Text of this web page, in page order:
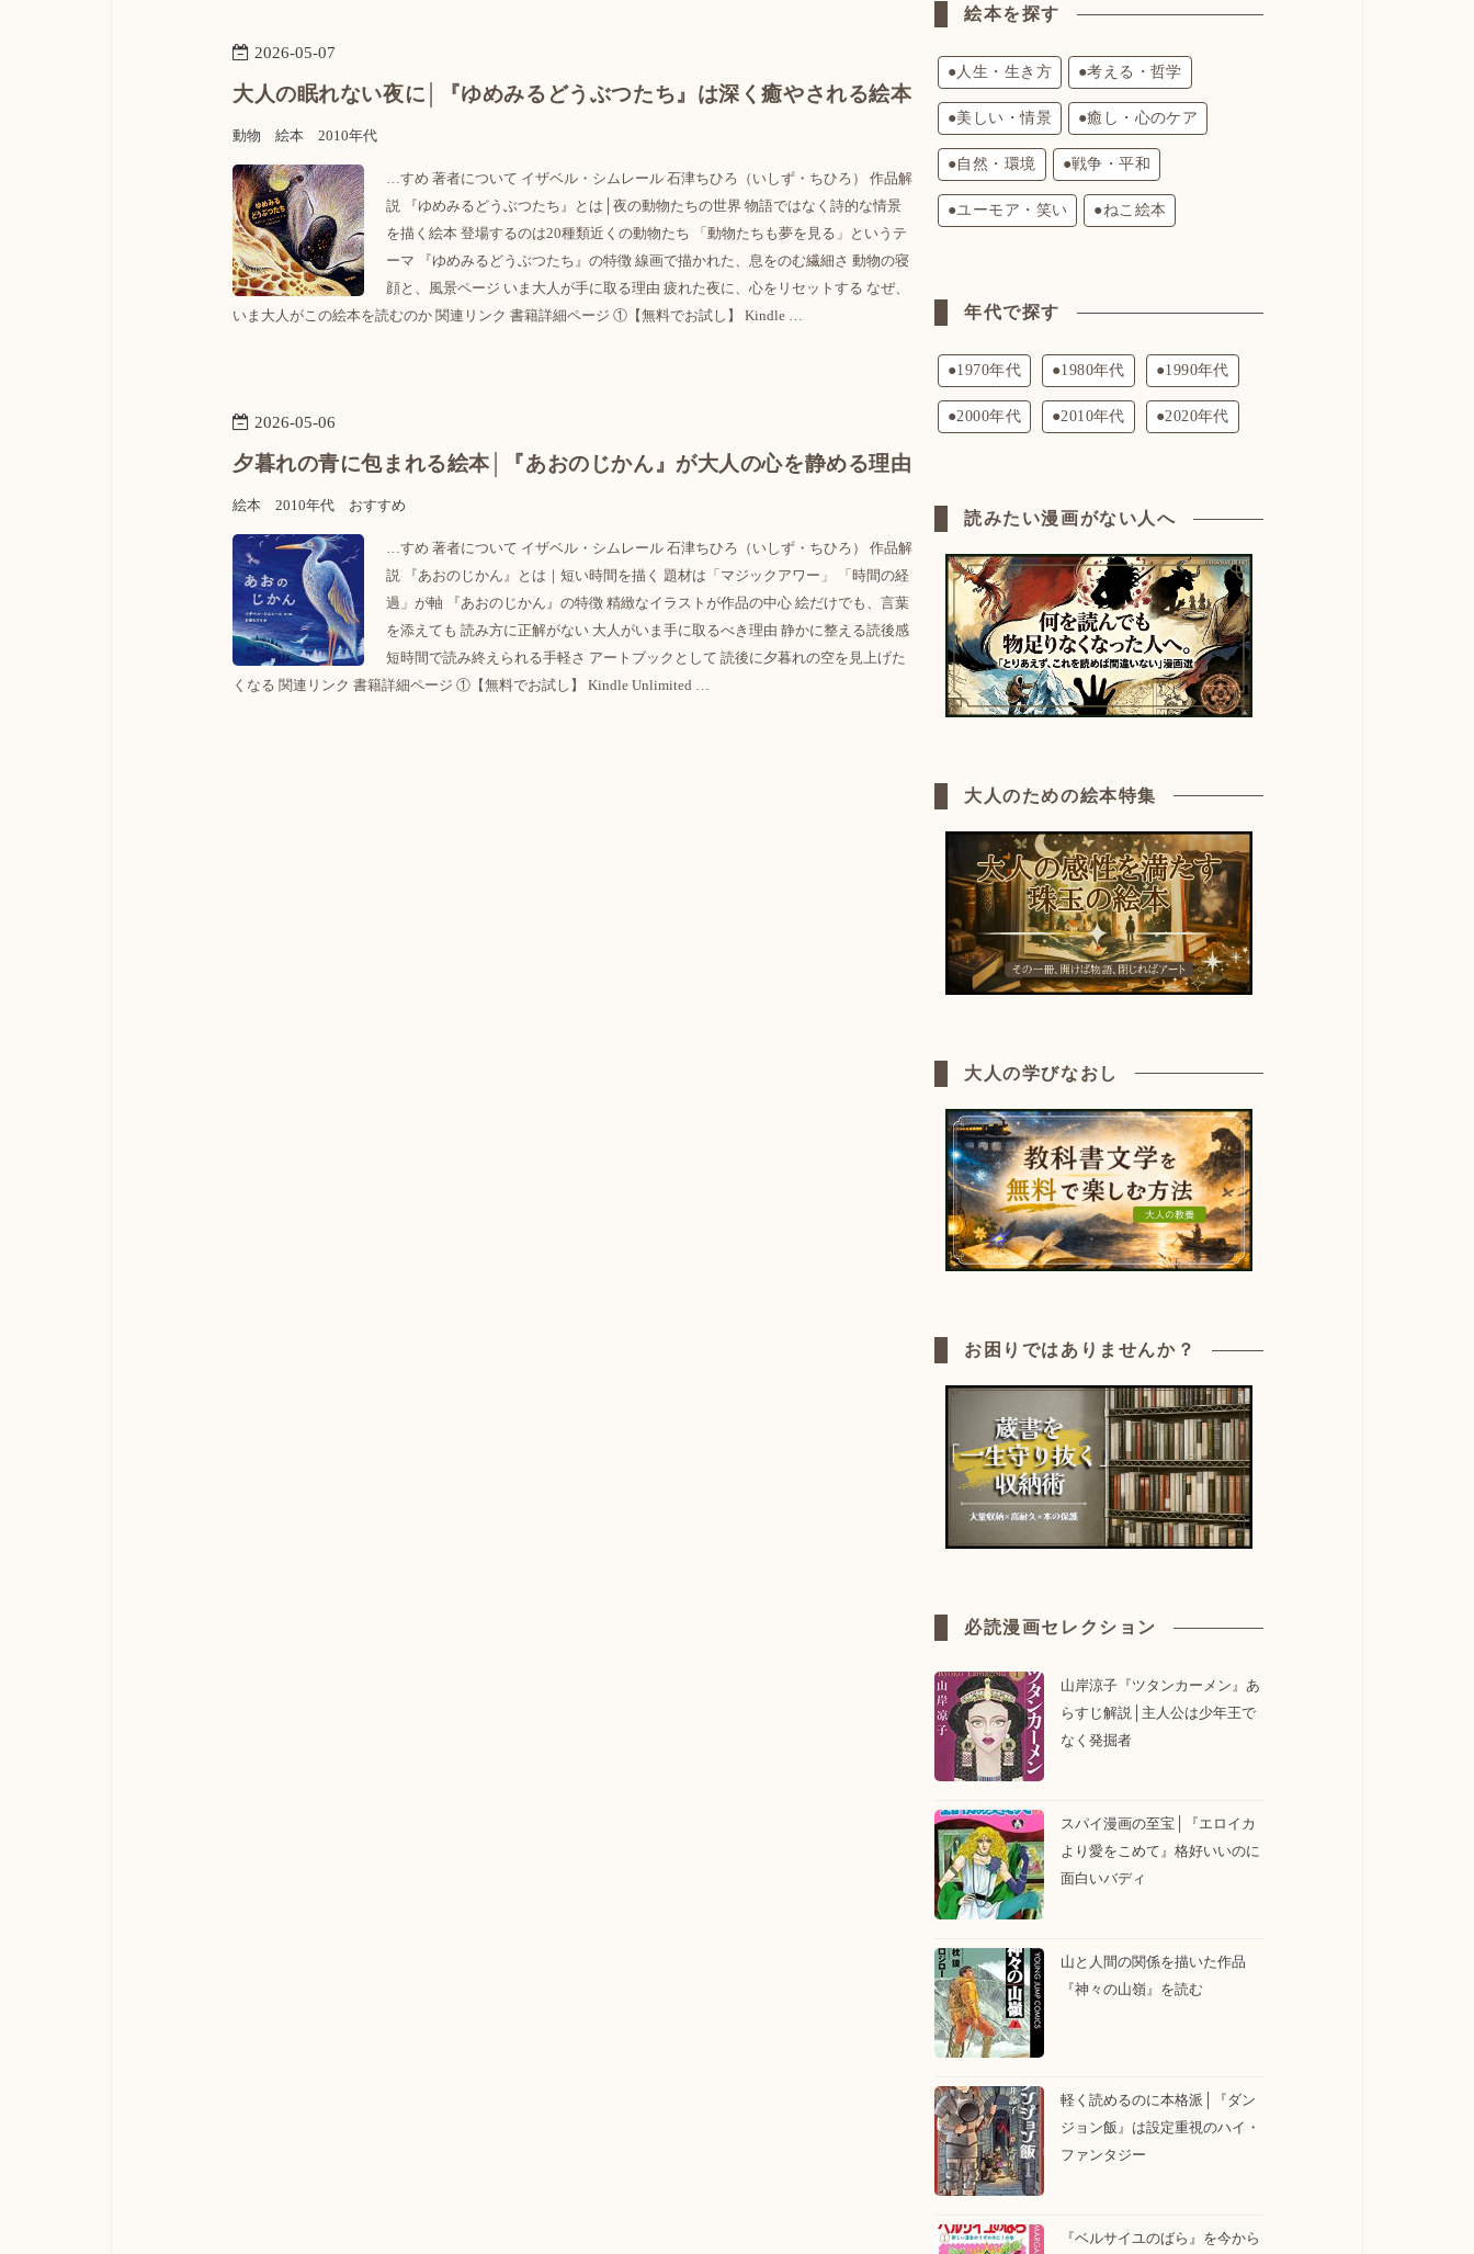
2026-05-07
大人の眠れない夜に│『ゆめみるどうぶつたち』は深く癒やされる絵本
動物 絵本 2010年代
…すめ 著者について イザベル・シムレール 石津ちひろ（いしず・ちひろ） 作品解
説 『ゆめみるどうぶつたち』とは│夜の動物たちの世界 物語ではなく詩的な情景
を描く絵本 登場するのは20種類近くの動物たち 「動物たちも夢を見る」というテ
ーマ 『ゆめみるどうぶつたち』の特徴 線画で描かれた、息をのむ繊細さ 動物の寝
顔と、風景ページ いま大人が手に取る理由 疲れた夜に、心をリセットする なぜ、
いま大人がこの絵本を読むのか 関連リンク 書籍詳細ページ ①【無料でお試し】 Kindle …
2026-05-06
夕暮れの青に包まれる絵本│『あおのじかん』が大人の心を静める理由
絵本 2010年代 おすすめ
…すめ 著者について イザベル・シムレール 石津ちひろ（いしず・ちひろ） 作品解
説 『あおのじかん』とは｜短い時間を描く 題材は「マジックアワー」 「時間の経
過」が軸 『あおのじかん』の特徴 精緻なイラストが作品の中心 絵だけでも、言葉
を添えても 読み方に正解がない 大人がいま手に取るべき理由 静かに整える読後感
短時間で読み終えられる手軽さ アートブックとして 読後に夕暮れの空を見上げた
くなる 関連リンク 書籍詳細ページ ①【無料でお試し】 Kindle Unlimited …
絵本を探す
●人生・生き方 ●考える・哲学
●美しい・情景 ●癒し・心のケア
●自然・環境 ●戦争・平和
●ユーモア・笑い ●ねこ絵本
年代で探す
●1970年代 ●1980年代 ●1990年代
●2000年代 ●2010年代 ●2020年代
読みたい漫画がない人へ
大人のための絵本特集
大人の学びなおし
お困りではありませんか？
必読漫画セレクション
山岸涼子『ツタンカーメン』あ
らすじ解説│主人公は少年王で
なく発掘者
スパイ漫画の至宝│『エロイカ
より愛をこめて』格好いいのに
面白いバディ
山と人間の関係を描いた作品
『神々の山嶺』を読む
軽く読めるのに本格派│『ダン
ジョン飯』は設定重視のハイ・
ファンタジー
『ベルサイユのばら』を今から